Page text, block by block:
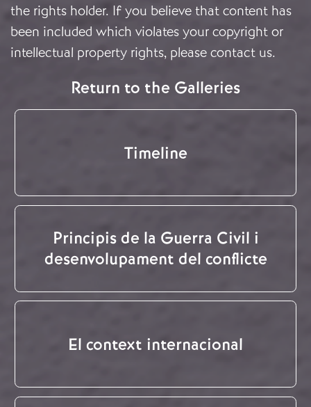
the rights holder. If you believe that content has
been included which violates your copyright or
intellectual property rights, please contact us.
Return to the Galleries
Timeline
Principis de la Guerra Civil i
desenvolupament del conflicte
El context internacional